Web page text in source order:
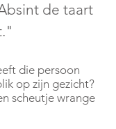
de taart
die persoon
op zijn gezicht?
scheutje wrange